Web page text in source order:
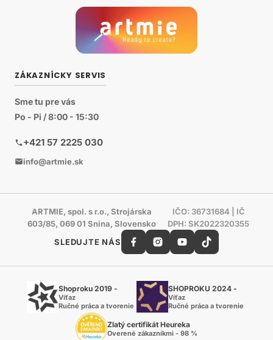
ZÁKAZNÍCKY SERVIS
Sme tu pre vás
Po - Pi / 8:00 - 15:30
+421 57 2225 030
info@artmie.sk
ARTMIE, spol. s r.o., Strojárska
603/85, 069 01 Snina, Slovensko
IČO: 36731684 | IČ
DPH: SK2022320355
SLEDUJTE NÁS
Shoproku 2019 -
Víťaz
Ručné práca a tvorenie
SHOPROKU 2024 -
Víťaz
Ručné práca a tvorenie
Zlatý certifikát Heureka
Overené zákazníkmi - 98 %